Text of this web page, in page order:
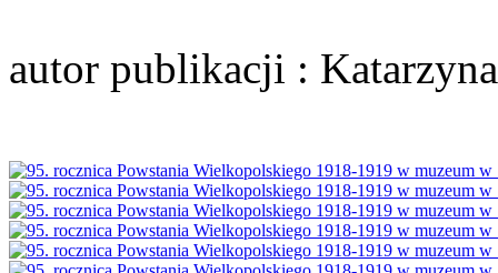
autor publikacji :